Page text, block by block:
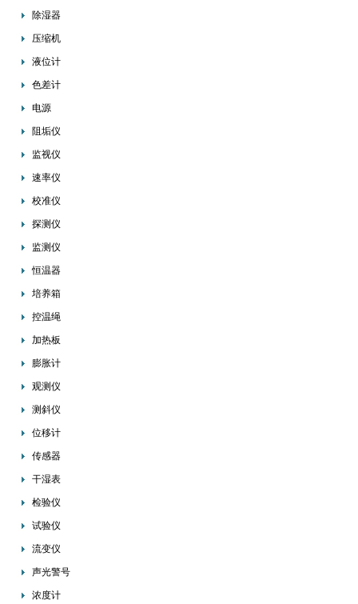
除湿器
压缩机
液位计
色差计
电源
阻垢仪
监视仪
速率仪
校准仪
探测仪
监测仪
恒温器
培养箱
控温绳
加热板
膨胀计
观测仪
测斜仪
位移计
传感器
干湿表
检验仪
试验仪
流变仪
声光警号
浓度计